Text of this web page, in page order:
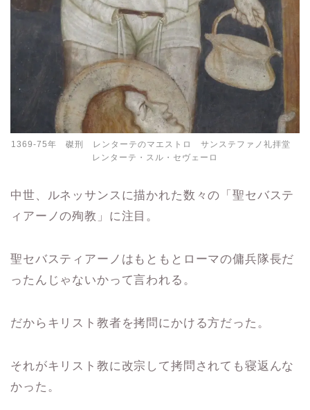
1369-75年 磔刑 レンターテのマエストロ サンステファノ礼拝堂
レンターテ・スル・セヴェーロ
中世、ルネッサンスに描かれた数々の「聖セバステ
ィアーノの殉教」に注目。
聖セバスティアーノはもともとローマの傭兵隊長だ
ったんじゃないかって言われる。
だからキリスト教者を拷問にかける方だった。
それがキリスト教に改宗して拷問されても寝返んな
かった。